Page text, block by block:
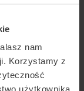
nam
Korzystamy z
użytkownika
Ocena placówki
Rewelacyjna